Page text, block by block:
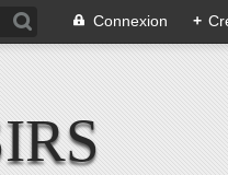
Connexion +